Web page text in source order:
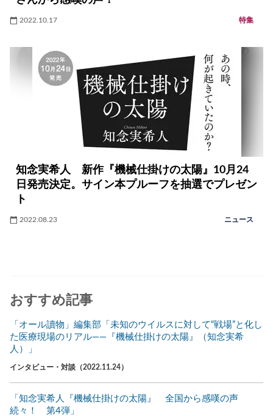
2022.10.17 特集
知念実希人 新作『機械仕掛けの太陽』10月24
日発売決定。サイン本プルーフを抽選でプレゼン
ト
2022.08.23 ニュース
おすすめ記事
「オール讀物」編集部「未知のウイルスに対して“戦場”と化し
た医療現場のリアル――『機械仕掛けの太陽』（知念実希
人）」
インタビュー・対談（2022.11.24）
「知念実希人『機械仕掛けの太陽』 全国から感嘆の声
続々！ 第4弾」